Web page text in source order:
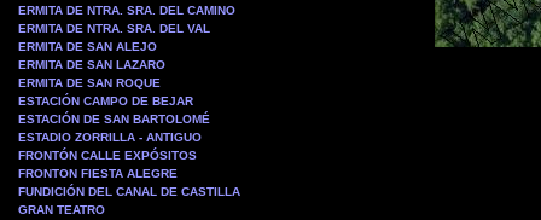
ERMITA DE NTRA. SRA. DEL CAMINO
ERMITA DE NTRA. SRA. DEL VAL
ERMITA DE SAN ALEJO
ERMITA DE SAN LAZARO
ERMITA DE SAN ROQUE
ESTACIÓN CAMPO DE BEJAR
ESTACIÓN DE SAN BARTOLOMÉ
ESTADIO ZORRILLA - ANTIGUO
FRONTÓN CALLE EXPÓSITOS
FRONTON FIESTA ALEGRE
FUNDICIÓN DEL CANAL DE CASTILLA
GRAN TEATRO